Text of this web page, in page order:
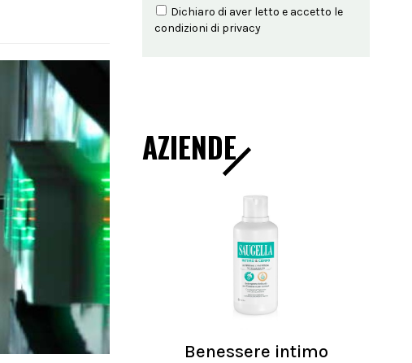
Dichiaro di aver letto e accetto le
condizioni di privacy
AZIENDE
Benessere intimo